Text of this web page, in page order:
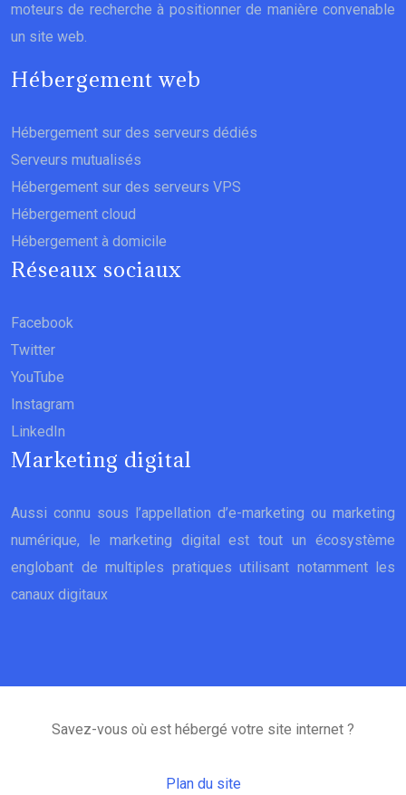
moteurs de recherche à positionner de manière convenable
un site web.
Hébergement web
Hébergement sur des serveurs dédiés
Serveurs mutualisés
Hébergement sur des serveurs VPS
Hébergement cloud
Hébergement à domicile
Réseaux sociaux
Facebook
Twitter
YouTube
Instagram
LinkedIn
Marketing digital
Aussi connu sous l’appellation d’e-marketing ou marketing
numérique, le marketing digital est tout un écosystème
englobant de multiples pratiques utilisant notamment les
canaux digitaux
Savez-vous où est hébergé votre site internet ?
Plan du site